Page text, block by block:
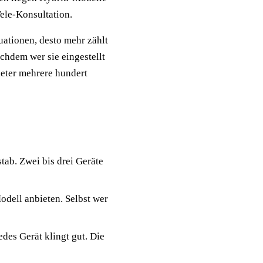
Konsultation.
desto mehr zählt
wer sie eingestellt
mehrere hundert
Zwei bis drei Geräte
anbieten. Selbst wer
Gerät klingt gut. Die